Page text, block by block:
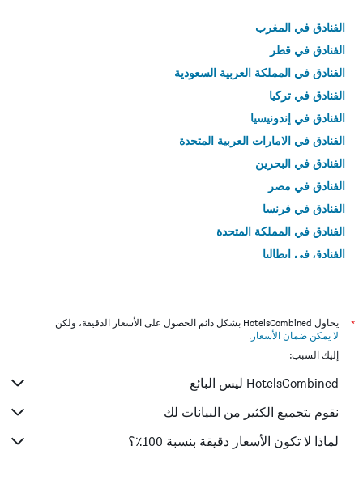
الفنادق في المغرب
الفنادق في قطر
الفنادق في المملكة العربية السعودية
الفنادق في تركيا
الفنادق في إندونيسيا
الفنادق في الامارات العربية المتحدة
الفنادق في البحرين
الفنادق في مصر
الفنادق في فرنسا
الفنادق في المملكة المتحدة
الفنادق في إيطاليا
*
يحاول HotelsCombined بشكل دائم الحصول على الأسعار الدقيقة، ولكن
لا يمكن ضمان الأسعار .
إليك السبب:
HotelsCombined ليس البائع
نقوم بتجميع الكثير من البيانات لك
لماذا لا تكون الأسعار دقيقة بنسبة 100٪؟